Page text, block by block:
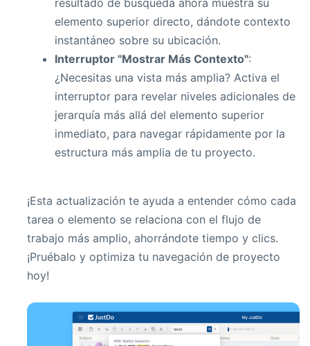
resultado de búsqueda ahora muestra su
elemento superior directo, dándote contexto
instantáneo sobre su ubicación.
Interruptor "Mostrar Más Contexto":
¿Necesitas una vista más amplia? Activa el
interruptor para revelar niveles adicionales de
jerarquía más allá del elemento superior
inmediato, para navegar rápidamente por la
estructura más amplia de tu proyecto.
¡Esta actualización te ayuda a entender cómo cada
tarea o elemento se relaciona con el flujo de
trabajo más amplio, ahorrándote tiempo y clics.
¡Pruébalo y optimiza tu navegación de proyecto
hoy!